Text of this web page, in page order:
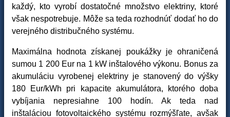
každý, kto vyrobí dostatočné množstvo elektriny, ktoré
však nespotrebuje. Môže sa teda rozhodnúť dodať ho do
verejného distribučného systému.
Maximálna hodnota získanej poukážky je ohraničená
sumou 1 200 Eur na 1 kW inštalového výkonu. Bonus za
akumuláciu vyrobenej elektriny je stanovený do výšky
180 Eur/kWh pri kapacite akumulátora, ktorého doba
vybíjania nepresiahne 100 hodín. Ak teda nad
inštaláciou fotovoltaického systému rozmýšľate, avšak